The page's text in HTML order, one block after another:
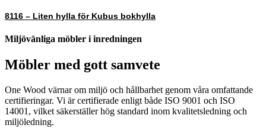
8116 – Liten hylla för Kubus bokhylla
Miljövänliga möbler i inredningen
Möbler med gott samvete
One Wood värnar om miljö och hållbarhet genom våra omfattande
certifieringar. Vi är certifierade enligt både ISO 9001 och ISO
14001, vilket säkerställer hög standard inom kvalitetsledning och
miljöledning.